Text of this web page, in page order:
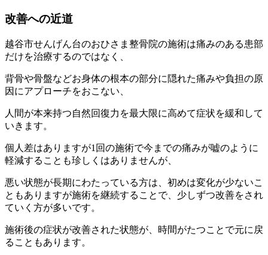
改善への近道
越谷市せんげん台のおひさま整骨院の施術は痛みのある患部
だけを治療するのではなく、
背骨や骨盤などお身体の根本の部分に隠れた痛みや負担の原
因にアプローチをおこない、
人間が本来持つ自然回復力を最大限に高めて症状を緩和して
いきます。
個人差はありますが1回の施術で今までの痛みが嘘のように
軽減することも珍しくはありませんが、
悪い状態が長期にわたっている方は、初めは変化が少ないこ
ともありますが施術を継続することで、少しずつ改善をされ
ていく方が多いです。
施術後の症状が改善された状態が、時間がたつことで元に戻
ることもあります。